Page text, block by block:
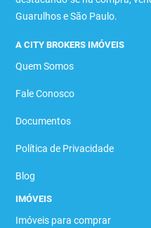
Guarulhos e São Paulo.
A CITY BROKERS IMÓVEIS
Quem Somos
Fale Conosco
Documentos
Política de Privacidade
Blog
IMÓVEIS
Imóveis para comprar